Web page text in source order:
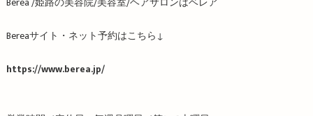
Berea /姫路の美容院/美容室/ヘアサロンはベレア
Bereaサイト・ネット予約はこちら↓
https://www.berea.jp/